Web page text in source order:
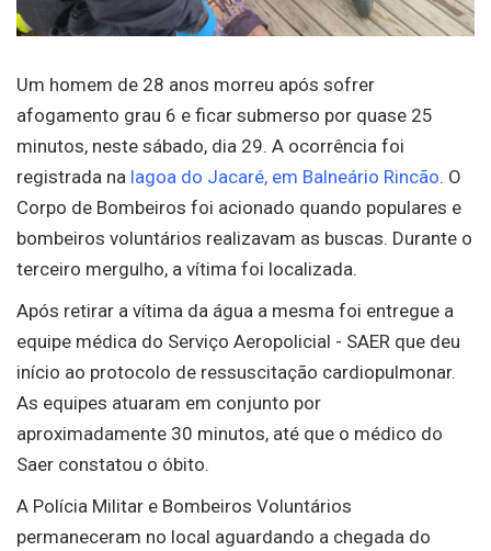
Um homem de 28 anos morreu após sofrer
afogamento grau 6 e ficar submerso por quase 25
minutos, neste sábado, dia 29. A ocorrência foi
registrada na lagoa do Jacaré, em Balneário Rincão. O
Corpo de Bombeiros foi acionado quando populares e
bombeiros voluntários realizavam as buscas. Durante o
terceiro mergulho, a vítima foi localizada.
Após retirar a vítima da água a mesma foi entregue a
equipe médica do Serviço Aeropolicial - SAER que deu
início ao protocolo de ressuscitação cardiopulmonar.
As equipes atuaram em conjunto por
aproximadamente 30 minutos, até que o médico do
Saer constatou o óbito.
A Polícia Militar e Bombeiros Voluntários
permaneceram no local aguardando a chegada do